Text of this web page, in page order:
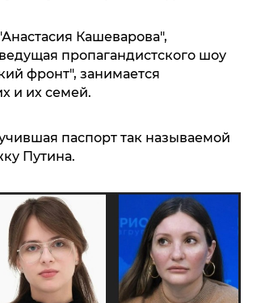
Кашеварова",
пропагандистского шоу
фронт", занимается
и их семей.
паспорт так называемой
Путина.